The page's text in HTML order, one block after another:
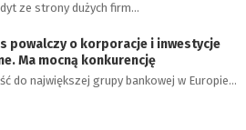
ze strony dużych firm…
powalczy o korporacje i inwestycje
Ma mocną konkurencję
do największej grupy bankowej w Europie…